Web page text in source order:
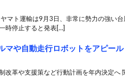
マト運輸は9月3日、非常に勢力の強い
時停止すると発表[…]
マや自動走行ロボットをアピール
改革や支援策など行動計画を年内決定へ